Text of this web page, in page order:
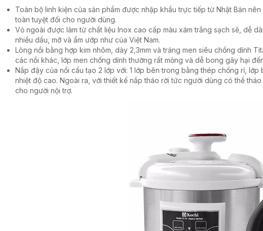
Toàn bộ linh kiện của sản phẩm được nhập khẩu trực tiếp từ Nhật Bản
toàn tuyệt đối cho người dùng.
Vỏ ngoài được làm từ chất liệu Inox cao cấp màu xám trắng sạch sẽ, dễ
nhiều dầu, mỡ và ẩm ướp như của Việt Nam.
Lòng nồi bằng hợp kim nhôm, dày 2,3mm và tráng men siêu chống dính
các nồi khác, lớp men chống dính thường rất mỏng và dễ bong gây hại
Nắp đậy của nồi cấu tạo 2 lớp với: 1 lớp bên trong bằng thép chống rỉ,
nhiệt độ cao. Ngoài ra, với thiết kế nắp tháo rời tức người dùng có thể
cho người nội trợ.